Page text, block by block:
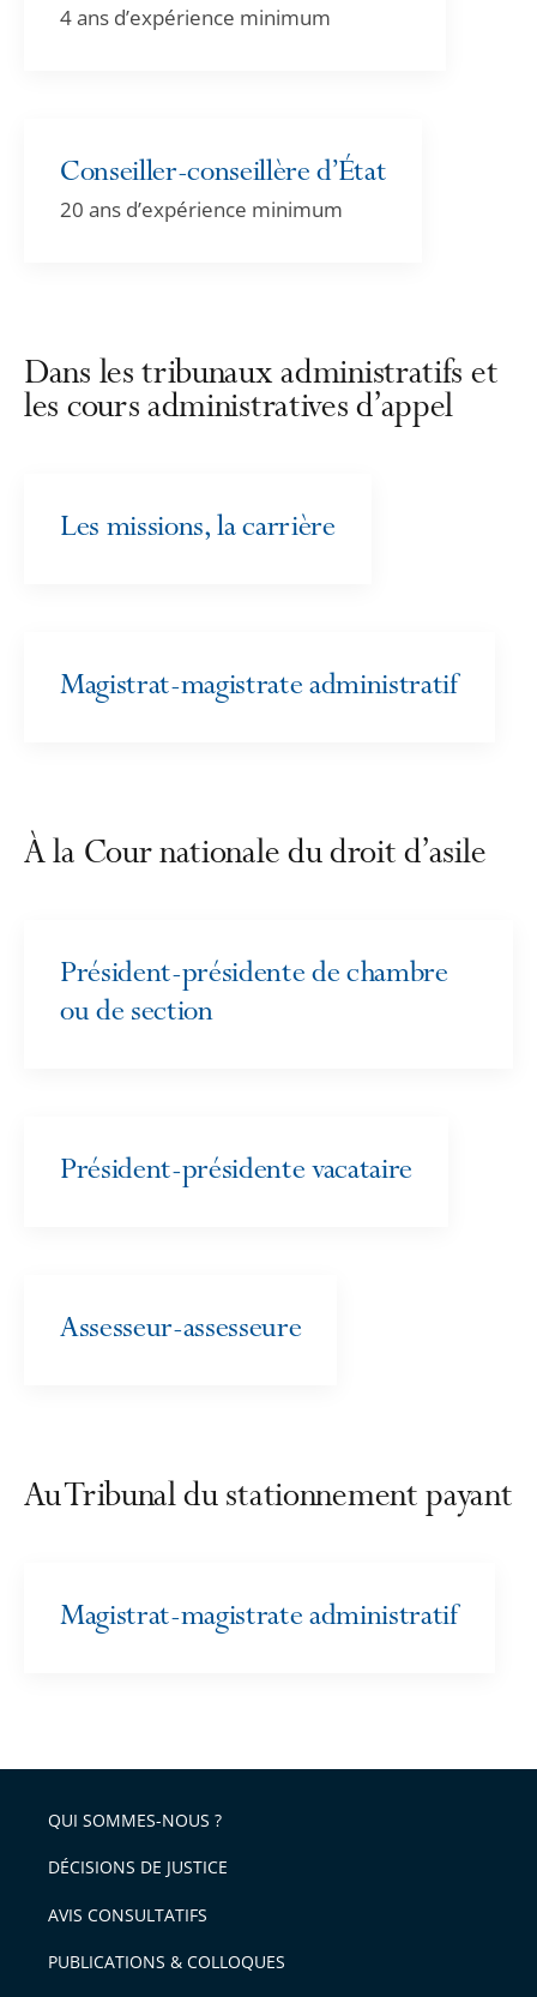
4 ans d’expérience minimum
Conseiller-conseillère d’État
20 ans d’expérience minimum
Dans les tribunaux administratifs et
les cours administratives d’appel
Les missions, la carrière
Magistrat-magistrate administratif
À la Cour nationale du droit d’asile
Président-présidente de chambre
ou de section
Président-présidente vacataire
Assesseur-assesseure
Au Tribunal du stationnement payant
Magistrat-magistrate administratif
QUI SOMMES-NOUS ?
DÉCISIONS DE JUSTICE
AVIS CONSULTATIFS
PUBLICATIONS & COLLOQUES